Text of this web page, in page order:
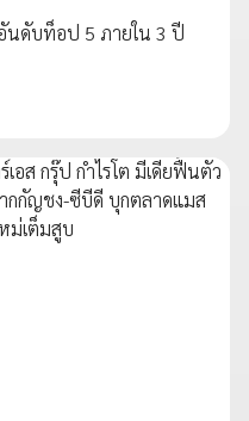
นดับท็อป 5 ภายใน 3 ปี